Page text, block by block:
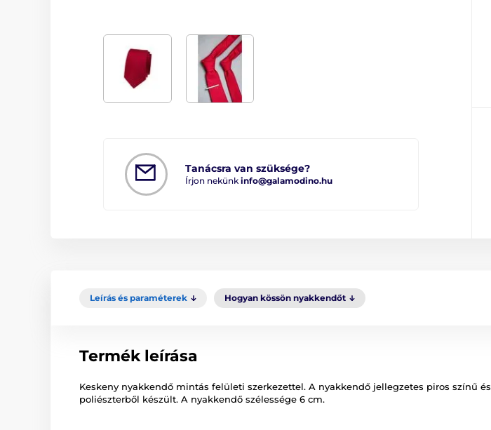
Tanácsra van szüksége?
Írjon nekünk info@galamodino.hu
Leírás és paraméterek Hogyan kössön nyakkendőt
Termék leírása
Keskeny nyakkendő mintás felületi szerkezettel. A nyakkendő jellegzetes piros színű és
poliészterből készült. A nyakkendő szélessége 6 cm.